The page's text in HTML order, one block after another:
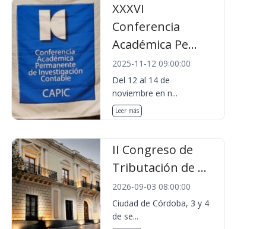
XXXVI
Conferencia
Académica Pe...
2025-11-12 09:00:00
Del 12 al 14 de
noviembre en n...
Leer más
II Congreso de
Tributación de ...
2026-09-03 08:00:00
Ciudad de Córdoba, 3 y 4
de se...